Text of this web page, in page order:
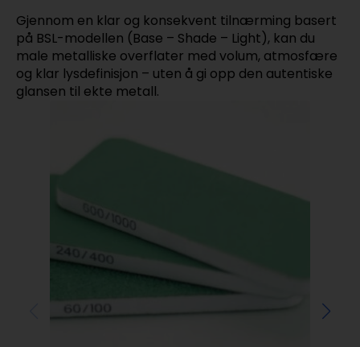
Gjennom en klar og konsekvent tilnærming basert
på BSL-modellen (Base – Shade – Light), kan du
male metalliske overflater med volum, atmosfære
og klar lysdefinisjon – uten å gi opp den autentiske
glansen til ekte metall.